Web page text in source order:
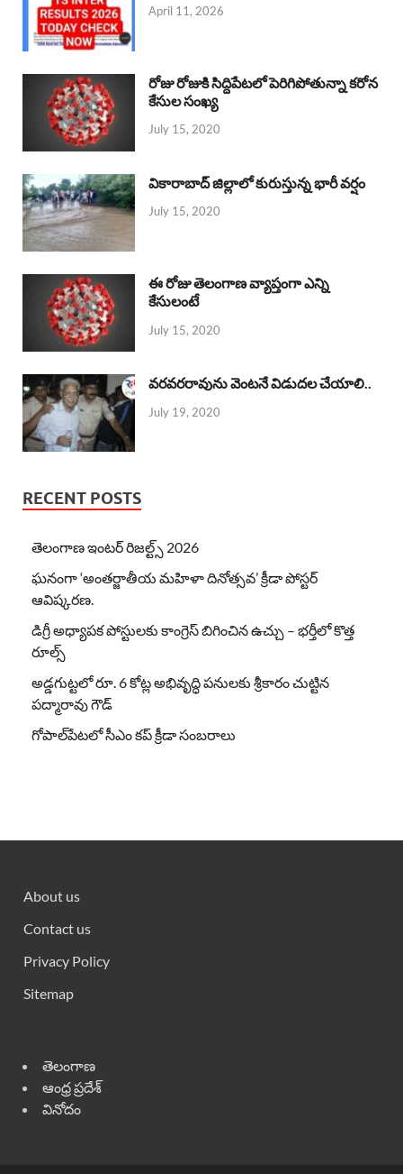
April 11, 2026
రోజు రోజుకి సిద్దిపేటలో పెరిగిపోతున్నా కరోన
కేసుల సంఖ్య
July 15, 2020
వికారాబాద్ జిల్లాలో కురుస్తున్న భారీ వర్షం
July 15, 2020
ఈ రోజు తెలంగాణ వ్యాప్తంగా ఎన్ని
కేసులంటే
July 15, 2020
వరవరరావును వెంటనే విడుదల చేయాలి..
July 19, 2020
RECENT POSTS
తెలంగాణ ఇంటర్ రిజల్ట్స్ 2026
ఘనంగా ‘అంతర్జాతీయ మహిళా దినోత్సవ’ క్రీడా పోస్టర్
ఆవిష్కరణ.
డిగ్రీ అధ్యాపక పోస్టులకు కాంగ్రెస్ బిగించిన ఉచ్చు – భర్తీలో కొత్త
రూల్స్
అడ్డగుట్టలో రూ. 6 కోట్ల అభివృద్ధి పనులకు శ్రీకారం చుట్టిన
పద్మారావు గౌడ్
గోపాల్‌పేటలో సీఎం కప్ క్రీడా సంబరాలు
About us
Contact us
Privacy Policy
Sitemap
తెలంగాణ
ఆంధ్ర ప్రదేశ్
వినోదం